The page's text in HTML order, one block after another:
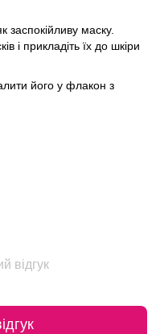
заспокійливу маску.
і прикладіть їх до шкіри
його у флакон з
відгук